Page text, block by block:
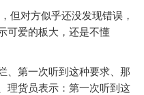
但对方似乎还没发现错误，
可爱的板大，还是不懂
、第一次听到这种要求、那
理货员表示：第一次听到这